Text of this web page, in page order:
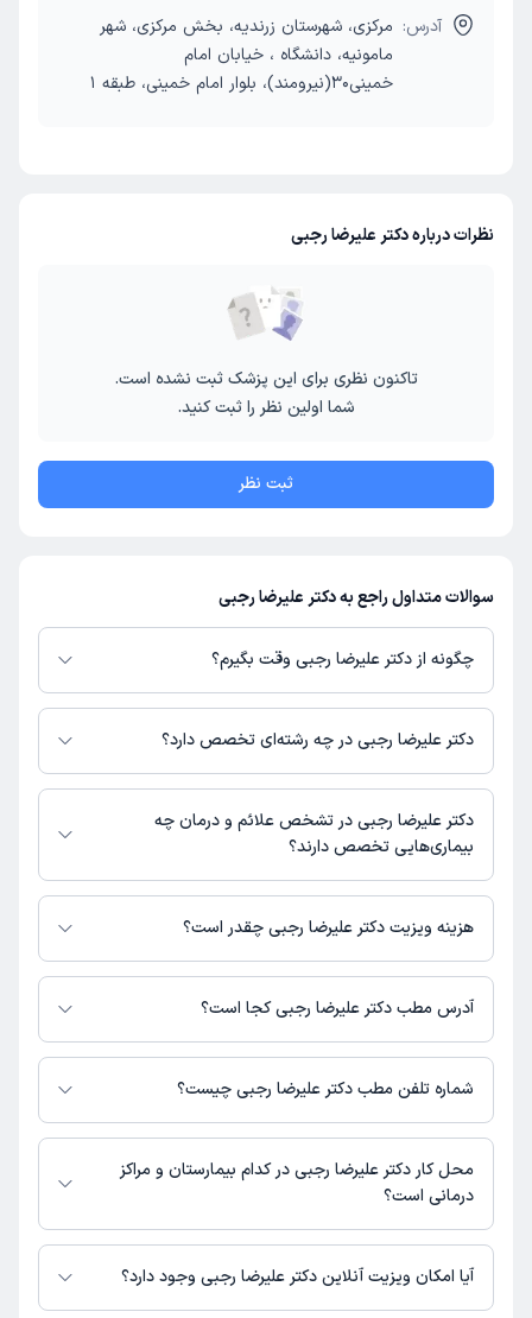
آدرس: مرکزی، شهرستان زرندیه، بخش مرکزی، شهر
مامونیه، دانشگاه ، خیابان امام
خمینی30(نیرومند)، بلوار امام خمینی، طبقه 1
نظرات درباره دکتر علیرضا رجبی
تاکنون نظری برای این پزشک ثبت نشده است.
شما اولین نظر را ثبت کنید.
ثبت نظر
سوالات متداول راجع به دکتر علیرضا رجبی
چگونه از دکتر علیرضا رجبی وقت بگیرم؟
در صورتی کهدکتر علیرضا رجبیدارای پروفایل فعال و نوبت‌دهی باز در پلتفرم
دکترتو باشند، می‌توانید از طریق این پلتفرم برای دریافت نوبت اقدام کنید. در
مطب، شماره تماس، برنامه حضور در مطب، تصاویر پزشک، ساعات کاری و سایر
اطلاعات مرتبط با خدمات پزشکی و نوبت‌گیری ممکن است در پروفایل ایشان در
دکترتو در دسترس باشد
دکتر علیرضا رجبی در چه رشته‌ای تخصص دارد؟
دکتر علیرضا رجبی در رشته‌های زیر (دندان پزشکی) تخصص دارند:
دندانپزشک
دکتر علیرضا رجبی در تشخص علائم و درمان چه
بیماری‌هایی تخصص دارند؟
دکتر علیرضا رجبی در تشخیص علائم و درمان بیماری‌های مرتبط با دندانپزشک
فعالیت می‌کنند.
هزینه ویزیت دکتر علیرضا رجبی چقدر است؟
برای اطلاع از هزینه ویزیت دکتر علیرضا رجبی، لازم است با مطب تماس بگیرید.
آدرس مطب دکتر علیرضا رجبی کجا است؟
دکتر علیرضا رجبی 1 مطب فعال دارند. آدرس مطب‌های دکتر علیرضا رجبی به
شرح زیر است.
خمینی30(نیرومند)، بلوار امام خمینی، طبقه 1
شماره تلفن مطب دکتر علیرضا رجبی چیست؟
مطب زرندیه : شماره تماس مطب دکتر علیرضا رجبی در حال حاضر در این
صفحه ثبت نشده است.
محل کار دکتر علیرضا رجبی در کدام بیمارستان و مراکز
درمانی است؟
اطلاعاتی درباره محل فعالیت دکتر علیرضا رجبی در مراکز درمانی در دسترس
نیست.
آیا امکان ویزیت آنلاین دکتر علیرضا رجبی وجود دارد؟